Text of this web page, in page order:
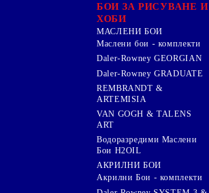
БОИ ЗА РИСУВАНЕ И
ХОБИ
МАСЛЕНИ БОИ
Маслени бои - комплекти
Daler-Rowney GEORGIAN
Daler-Rowney GRADUATE
REMBRANDT &
ARTEMISIA
VAN GOGH & TALENS
ART
Водоразредими Маслени
Бои H2OIL
АКРИЛНИ БОИ
Акрилни Бои - комплекти